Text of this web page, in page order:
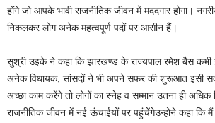
होंगे जो आपके भावी राजनीतिक जीवन में मददगार होगा।
निकलकर लोग अनेक महत्वपूर्ण पदों पर आसीन हैं।
सुश्री उइके ने कहा कि झारखण्ड के राज्यपाल रमेश बैस
अनेक विधायक, सांसदों ने भी अपने सफर की शुरूआत इसी
अच्छा काम करेंगे तो लोगों का स्नेह व सम्मान उतना ही
राजनीतिक जीवन में नई ऊंचाईयों पर पहुंचेंगेउन्होने कहा कि मैं